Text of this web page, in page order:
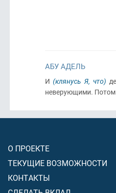
АБУ АДЕЛЬ
И(клянусь Я, что)
неверующими. Потом
О ПРОЕКТЕ
ТЕКУЩИЕ ВОЗМОЖНОСТИ
КОНТАКТЫ